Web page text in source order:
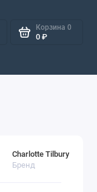
Корзина 0
0 ₽
Charlotte Tilbury
Бренд